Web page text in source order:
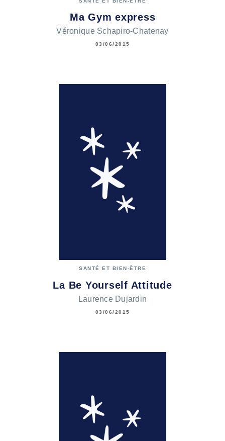
Ma Gym express
Véronique Schapiro-Chatenay
03/06/2015
SANTÉ ET BIEN-ÊTRE
La Be Yourself Attitude
Laurence Dujardin
03/06/2015